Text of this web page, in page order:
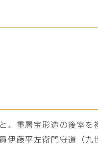
、重層宝形造の後室
伊藤平左衛門守道（